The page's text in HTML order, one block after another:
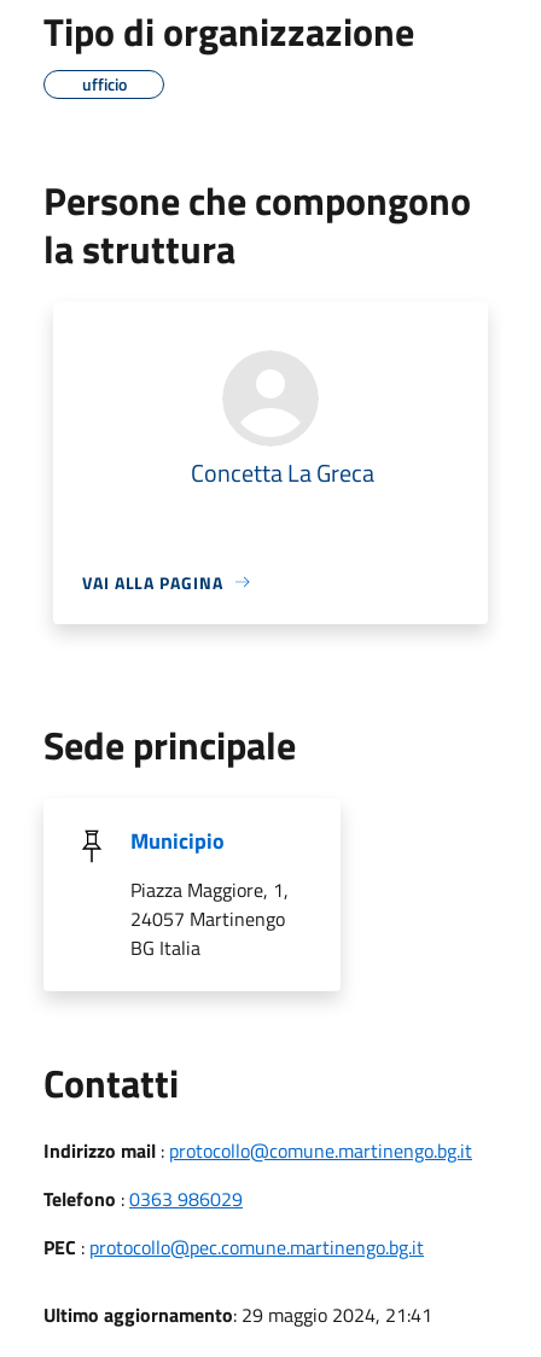
Tipo di organizzazione
ufficio
Persone che compongono
la struttura
Concetta La Greca
VAI ALLA PAGINA
Sede principale
Municipio
Piazza Maggiore, 1,
24057 Martinengo
BG Italia
Contatti
Indirizzo mail : protocollo@comune.martinengo.bg.it
Telefono :0363 986029
PEC : protocollo@pec.comune.martinengo.bg.it
Ultimo aggiornamento: 29 maggio 2024, 21:41